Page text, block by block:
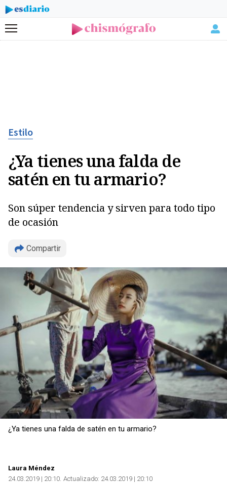
Menú
Estilo
¿Ya tienes una falda de
satén en tu armario?
Son súper tendencia y sirven para todo tipo
de ocasión
Compartir
Copiar
¿Ya tienes una falda de satén en tu armario?
Laura Méndez
24.03.2019 | 20:10 Actualizado: 24.03.2019 | 20:10